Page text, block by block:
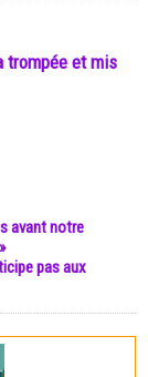
trompée et mis
avant notre
pas aux